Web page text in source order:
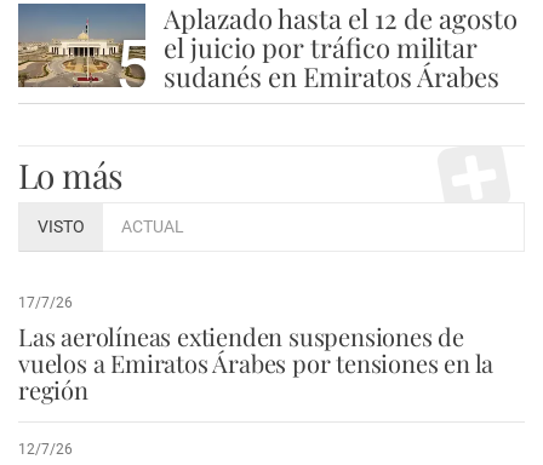
5
Aplazado hasta el 12 de agosto
el juicio por tráfico militar
sudanés en Emiratos Árabes
Lo más
VISTO ACTUAL
17/7/26
Las aerolíneas extienden suspensiones de
vuelos a Emiratos Árabes por tensiones en la
región
12/7/26